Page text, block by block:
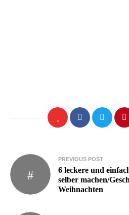
Beitragsnavigation
PREVIOUS POST
6 leckere und
selber machen/
Weihnachten